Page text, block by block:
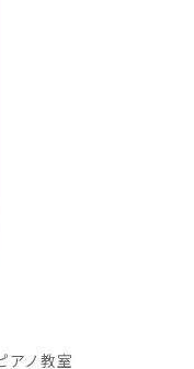
アノ教室